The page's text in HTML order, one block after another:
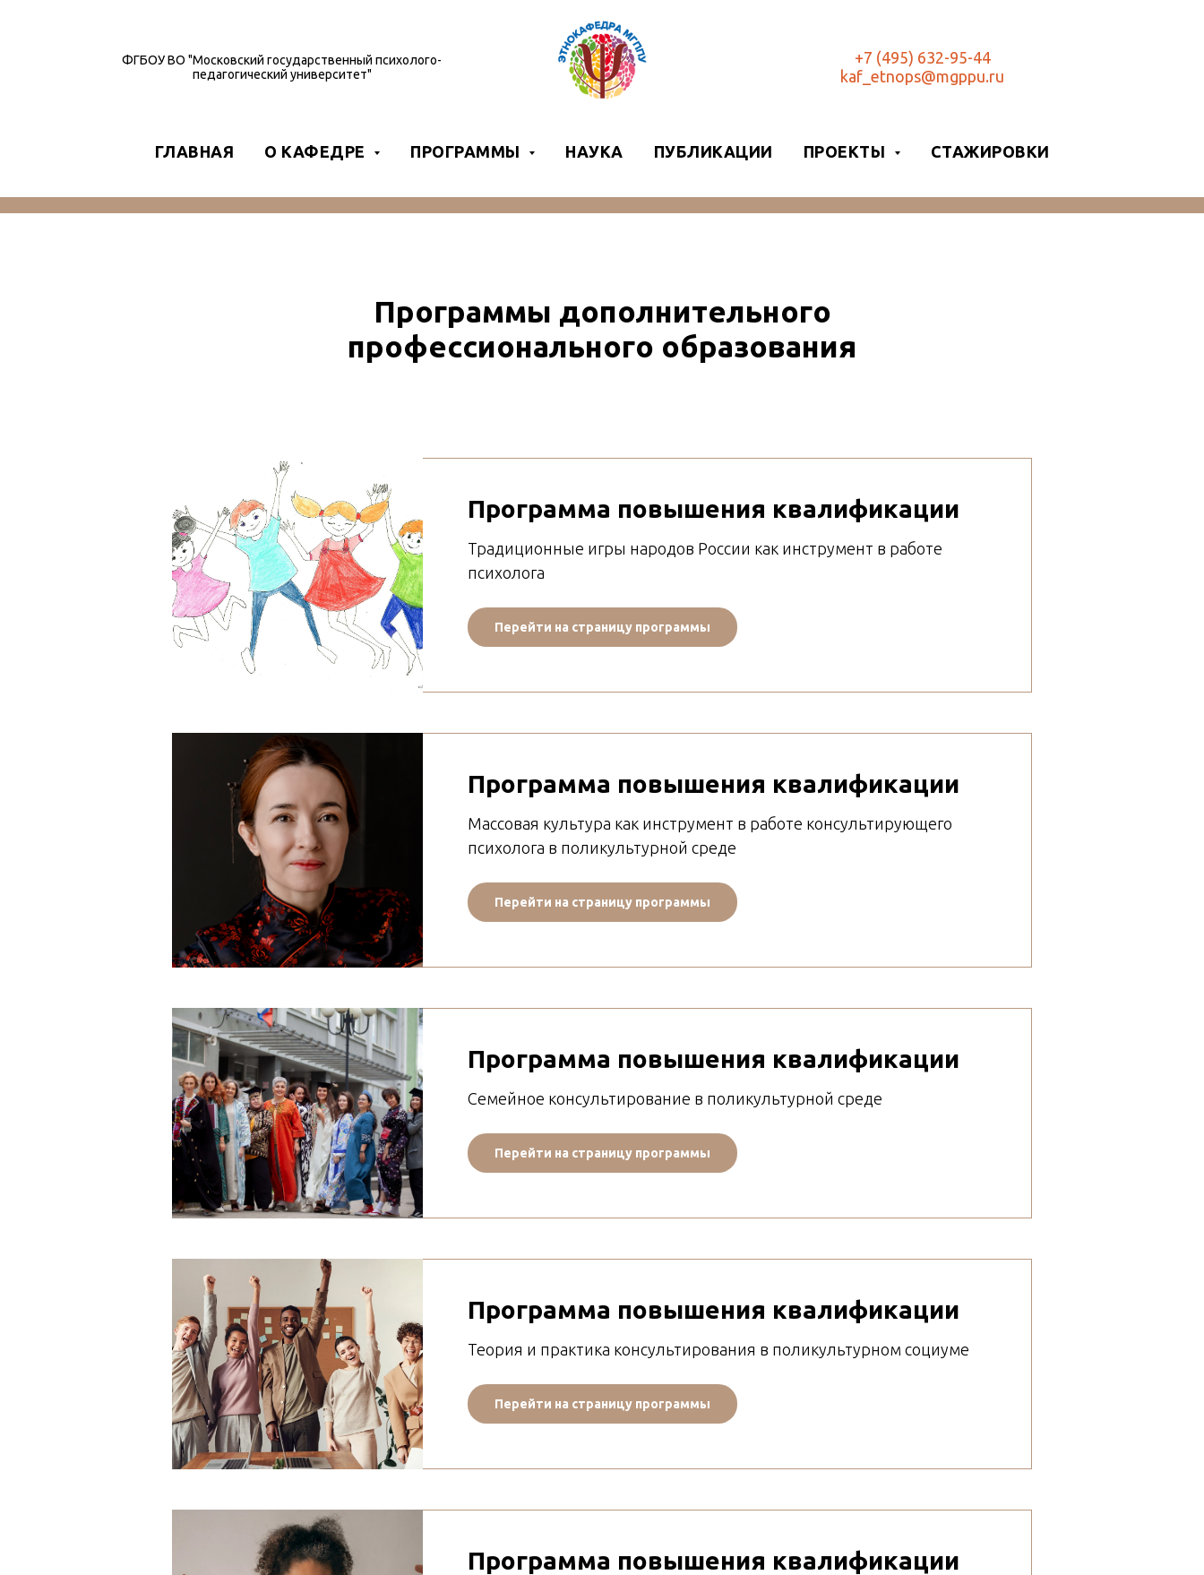
ФГБОУ ВО "Московский государственный психолого-
педагогический университет"
+7 (495) 632-95-44
kaf_etnops@mgppu.ru
ГЛАВНАЯ О КАФЕДРЕ ПРОГРАММЫ НАУКА ПУБЛИКАЦИИ ПРОЕКТЫ СТАЖИРОВКИ
Программы дополнительного
профессионального образования
Программа повышения квалификации
Традиционные игры народов России как инструмент в работе
психолога
Перейти на страницу программы
Программа повышения квалификации
Массовая культура как инструмент в работе консультирующего
психолога в поликультурной среде
Перейти на страницу программы
Программа повышения квалификации
Семейное консультирование в поликультурной среде
Перейти на страницу программы
Программа повышения квалификации
Теория и практика консультирования в поликультурном социуме
Перейти на страницу программы
Программа повышения квалификации